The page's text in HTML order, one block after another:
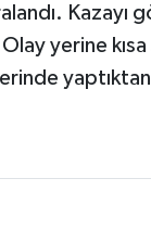
Kazayı
yerine